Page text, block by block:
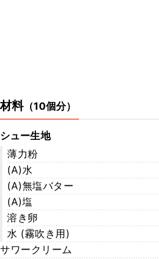
材料（10個分）
シュー生地
薄力粉
(A)水
(A)無塩バター
(A)塩
溶き卵
水 (霧吹き用)
サワークリーム